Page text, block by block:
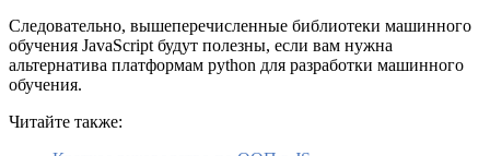
Следовательно, вышеперечисленные библиотеки машинного
обучения JavaScript будут полезны, если вам нужна
альтернатива платформам python для разработки машинного
обучения.
Читайте также: